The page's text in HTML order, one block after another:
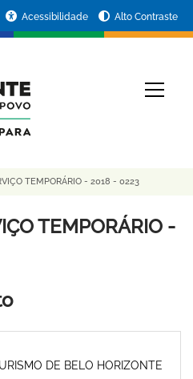
Acessibilidade Alto Contraste
TEMPORÁRIO - 2018 - 0223
TEMPORÁRIO -
DE BELO HORIZONTE